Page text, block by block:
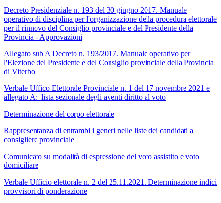
Decreto Presidenziale n. 193 del 30 giugno 2017. Manuale
operativo di disciplina per l'organizzazione della procedura elettorale
per il rinnovo del Consiglio provinciale e del Presidente della
Provincia - Approvazioni
Allegato sub A Decreto n. 193/2017. Manuale operativo per
l'Elezione del Presidente e del Consiglio provinciale della Provincia
di Viterbo
Verbale Uffico Elettorale Provinciale n. 1 del 17 novembre 2021 e
allegato A: lista sezionale degli aventi diritto al voto
Determinazione del corpo elettorale
Rappresentanza di entrambi i generi nelle liste dei candidati a
consigliere provinciale
Comunicato su modalità di espressione del voto assistito e voto
domiciliare
Verbale Ufficio elettorale n. 2 del 25.11.2021. Determinazione indici
provvisori di ponderazione